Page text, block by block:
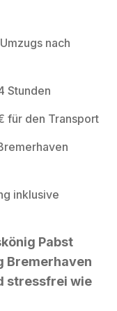
nach
Stunden
für den Transport
inklusive
Pabst
Bremerhaven
stressfrei wie